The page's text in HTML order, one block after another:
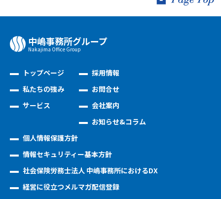
中嶋事務所グループ
Nakajima Oﬃce Group
トップページ
私たちの強み
サービス
採用情報
お問合せ
会社案内
お知らせ&コラム
個人情報保護方針
情報セキュリティー基本方針
社会保険労務士法人 中嶋事務所におけるDX
経営に役立つメルマガ配信登録